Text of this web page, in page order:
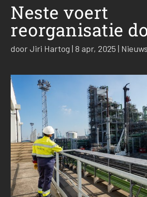
Neste voert
reorganisatie
doorJiri Hartog |8 apr, 2025 | Nieuws